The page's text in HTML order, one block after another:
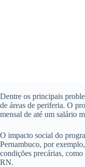
Dentre os principais
de áreas de periferia. O
mensal de até um salário
O impacto social do
Pernambuco, por
condições precárias,
RN.